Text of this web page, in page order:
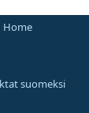
Home
suomeksi